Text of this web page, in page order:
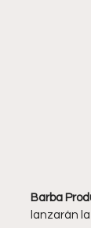
Barba
lanzarán